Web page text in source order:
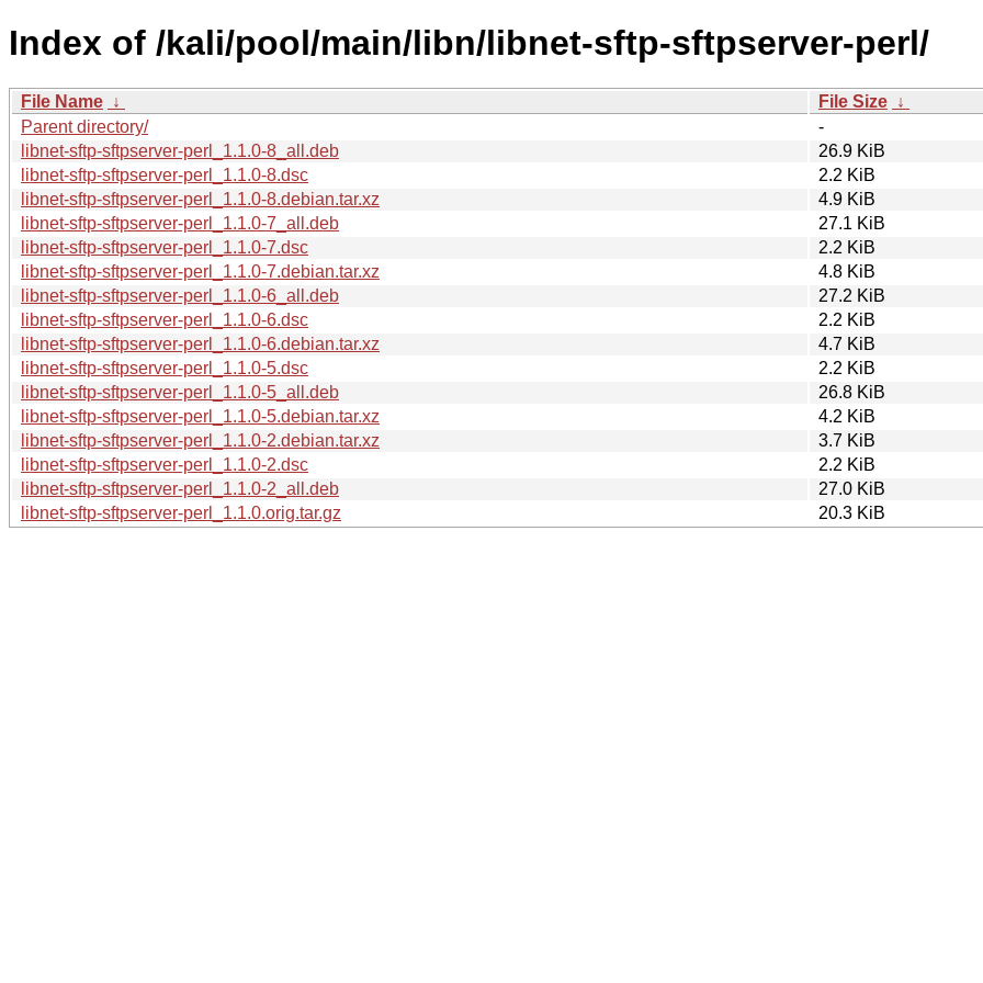
Index of /kali/pool/main/libn/libnet-sftp-sftpserver-perl/
File Name ↓ File Size ↓
Parent directory/
-
libnet-sftp-sftpserver-perl_1.1.0-8_all.deb
26.9 KiB
libnet-sftp-sftpserver-perl_1.1.0-8.dsc
2.2 KiB
libnet-sftp-sftpserver-perl_1.1.0-8.debian.tar.xz
4.9 KiB
libnet-sftp-sftpserver-perl_1.1.0-7_all.deb
27.1 KiB
libnet-sftp-sftpserver-perl_1.1.0-7.dsc
2.2 KiB
libnet-sftp-sftpserver-perl_1.1.0-7.debian.tar.xz
4.8 KiB
libnet-sftp-sftpserver-perl_1.1.0-6_all.deb
27.2 KiB
libnet-sftp-sftpserver-perl_1.1.0-6.dsc
2.2 KiB
libnet-sftp-sftpserver-perl_1.1.0-6.debian.tar.xz
4.7 KiB
libnet-sftp-sftpserver-perl_1.1.0-5.dsc
2.2 KiB
libnet-sftp-sftpserver-perl_1.1.0-5_all.deb
26.8 KiB
libnet-sftp-sftpserver-perl_1.1.0-5.debian.tar.xz
4.2 KiB
libnet-sftp-sftpserver-perl_1.1.0-2.debian.tar.xz
3.7 KiB
libnet-sftp-sftpserver-perl_1.1.0-2.dsc
2.2 KiB
libnet-sftp-sftpserver-perl_1.1.0-2_all.deb
27.0 KiB
libnet-sftp-sftpserver-perl_1.1.0.orig.tar.gz
20.3 KiB